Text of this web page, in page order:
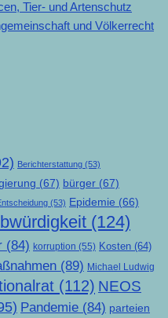
Tier- und Artenschutz
und Völkerrecht
Berichterstattung (53)
(67) bürger (67)
(53) Epidemie (66)
(124)
(84) korruption (55) Kosten (64)
(89) Michael Ludwig
(112) NEOS
Pandemie (84) parteien